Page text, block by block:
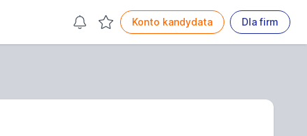
Konto kandydata Dla firm